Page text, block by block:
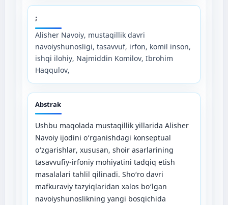
;
Alisher Navoiy, mustaqillik davri
navoiyshunosligi, tasavvuf, irfon, komil inson,
ishqi ilohiy, Najmiddin Komilov, Ibrohim
Haqqulov,
Abstrak
Ushbu maqolada mustaqillik yillarida Alisher
Navoiy ijodini o‘rganishdagi konseptual
o‘zgarishlar, xususan, shoir asarlarining
tasavvufiy-irfoniy mohiyatini tadqiq etish
masalalari tahlil qilinadi. Sho‘ro davri
mafkuraviy tazyiqlaridan xalos bo‘lgan
navoiyshunoslikning yangi bosqichida